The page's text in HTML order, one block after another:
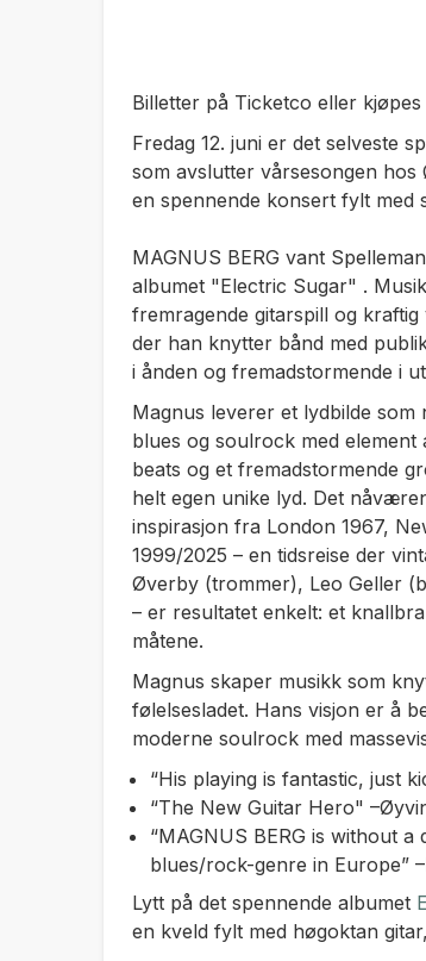
Billetter på Ticketco eller kjøpes
Fredag 12. juni er det selveste
som avslutter vårsesongen
en spennende konsert fylt med
MAGNUS BERG vant
albumet "Electric Sugar" .
fremragende gitarspill og
der han knytter bånd med
i ånden og fremadstormende i
Magnus leverer et lydbilde
blues og soulrock med
beats og et fremadstormende
helt egen unike lyd. Det
inspirasjon fra London 1967,
1999/2025 – en tidsreise der
Øverby (trommer), Leo Geller
– er resultatet enkelt: et
måtene.
Magnus skaper musikk som
følelsesladet. Hans visjon er å
moderne soulrock med
“His playing is fantastic, just
“The New Guitar Hero"
“MAGNUS BERG is without
blues/rock-genre in Europe”
Lytt på det spennende albumet
en kveld fylt med høgoktan